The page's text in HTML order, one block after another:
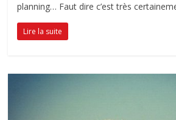
planning… Faut dire c’est très
Lire la suite